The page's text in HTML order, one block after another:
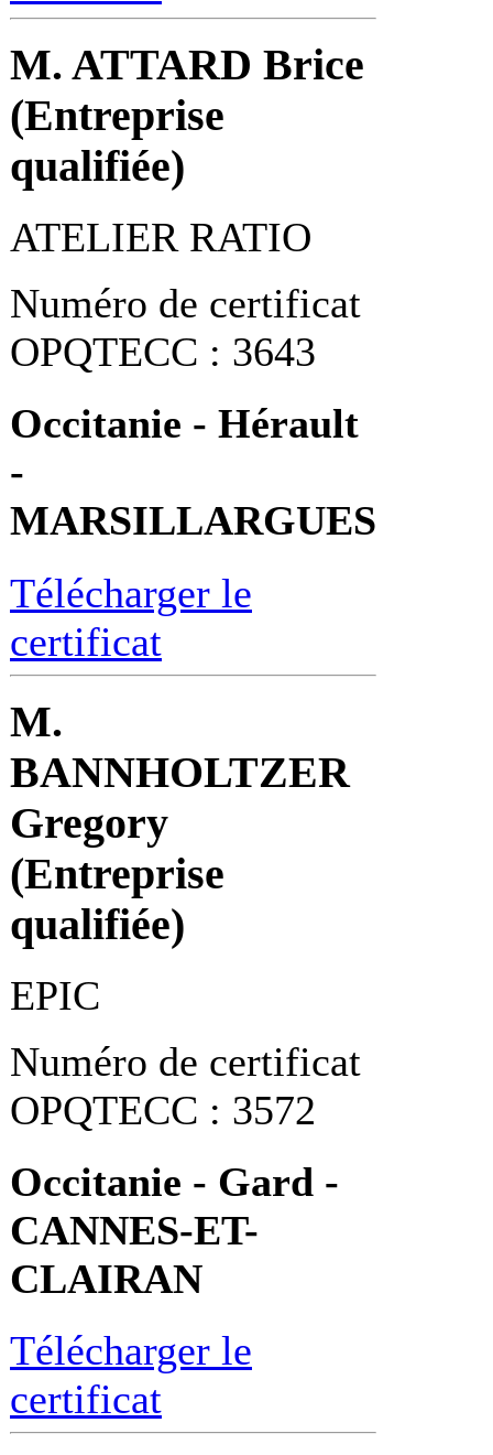
M. ATTARD Brice
(Entreprise
qualifiée)
ATELIER RATIO
Numéro de certificat
OPQTECC : 3643
Occitanie - Hérault
-
MARSILLARGUES
Télécharger le
certificat
M.
BANNHOLTZER
Gregory
(Entreprise
qualifiée)
EPIC
Numéro de certificat
OPQTECC : 3572
Occitanie - Gard -
CANNES-ET-
CLAIRAN
Télécharger le
certificat